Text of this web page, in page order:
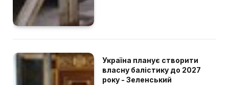
Україна планує створити
власну балістику до 2027
року - Зеленський